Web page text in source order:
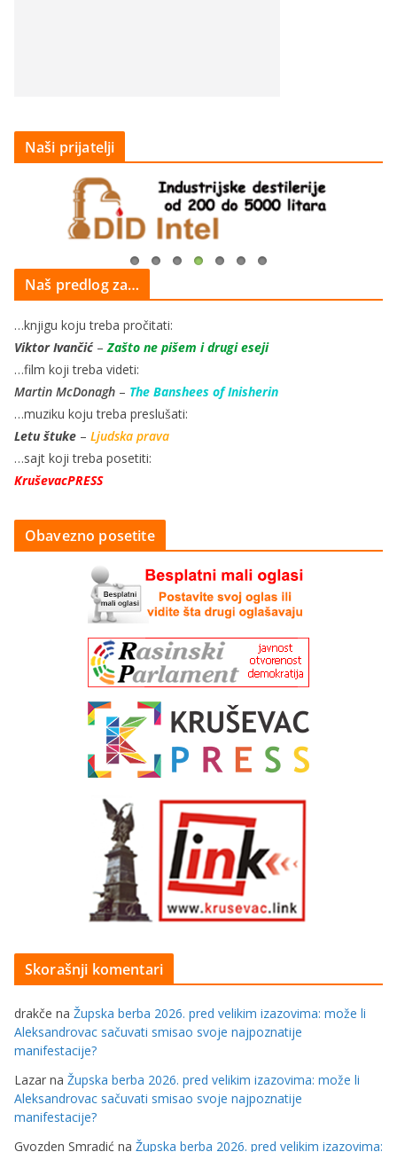
Naši prijatelji
Naš predlog za…
…knjigu koju treba pročitati:
Viktor Ivančić–Zašto ne pišem i drugi eseji
…film koji treba videti:
Martin McDonagh – The Banshees of Inisherin
…muziku koju treba preslušati:
Letu štuke – Ljudska prava
…sajt koji treba posetiti:
KruševacPRESS
Obavezno posetite
Skorašnji komentari
drakče na Župska berba 2026. pred velikim izazovima: može li
Aleksandrovac sačuvati smisao svoje najpoznatije
manifestacije?
Lazar na Župska berba 2026. pred velikim izazovima: može li
Aleksandrovac sačuvati smisao svoje najpoznatije
manifestacije?
Gvozden Smradić na Župska berba 2026. pred velikim izazovima: